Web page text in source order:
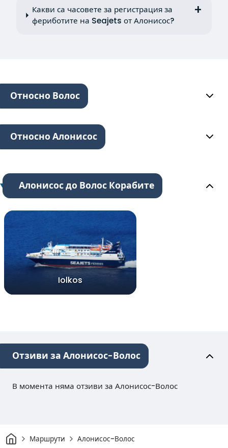
Какви са часовете за регистрация за
фериботите на Seajets от Алонисос?
Относно Волос
Относно Алонисос
Алонисос до Волос Корабите
Iolkos
Отзиви за Алонисос-Волос
В момента няма отзиви за Алонисос-Волос
Начало
Маршрути Алонисос-Волос